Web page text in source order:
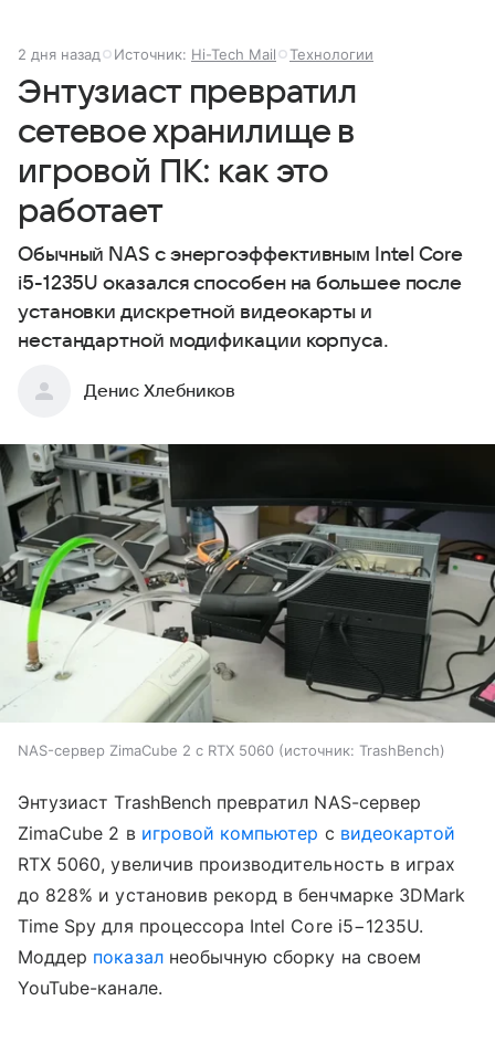
2 дня назад Источник: Hi-Tech Mail Технологии
Энтузиаст превратил
сетевое хранилище в
игровой ПК: как это
работает
Обычный NAS с энергоэффективным Intel Core
i5-1235U оказался способен на большее после
установки дискретной видеокарты и
нестандартной модификации корпуса.
Денис Хлебников
NAS-сервер ZimaCube 2 с RTX 5060 источник: TrashBench
Энтузиаст TrashBench превратил NAS-сервер
ZimaCube 2 в игровой компьютер с видеокартой
RTX 5060, увеличив производительность в играх
до 828% и установив рекорд в бенчмарке 3DMark
Time Spy для процессора Intel Core i5−1235U.
Моддер показалнеобычную сборку на своем
YouTube-канале.